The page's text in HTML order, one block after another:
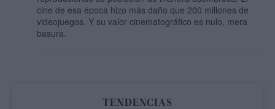
cine de esa época hizo más daño que 200 millones de
videojuegos. Y su valor cinematográfico es nulo, mera
basura.
TENDENCIAS